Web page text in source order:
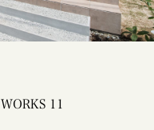
WORKS 11